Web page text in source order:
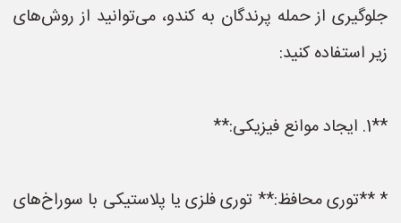
جلوگیری از حمله پرندگان به کندو، می‌توانید از روش‌های
زیر استفاده کنید:
**1. ایجاد موانع فیزیکی:**
* **توری محافظ:** توری فلزی یا پلاستیکی با سوراخ‌های